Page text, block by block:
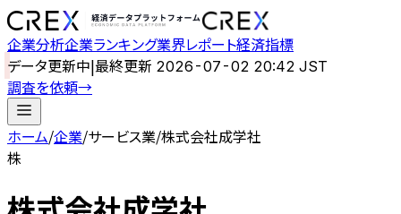
企業分析企業ランキング業界レポート経済指標
データ更新中|最終更新 2026-07-02 20:42 JST
調査を依頼→
ホーム/企業/サービス業/株式会社成学社
株